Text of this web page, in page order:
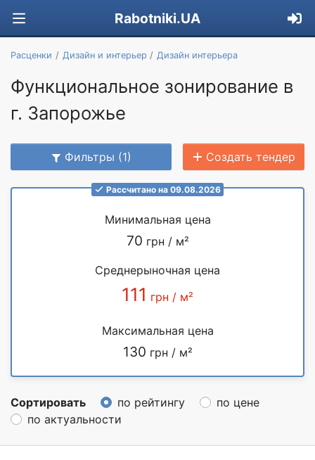
Rabotniki.UA
Расценки Дизайн и интерьер Дизайн интерьера
Функциональное зонирование в
г. Запорожье
Фильтры (1) Создать тендер
Рассчитано на 09.08.2026
Минимальная цена
70 грн / м²
Среднерыночная цена
111 грн / м²
Максимальная цена
130 грн / м²
Сортировать по рейтингу
по цене
по актуальности